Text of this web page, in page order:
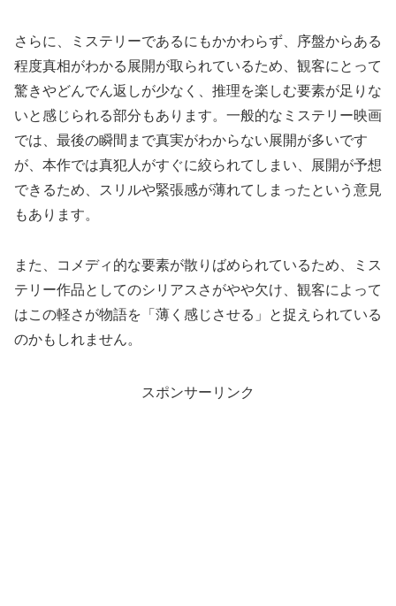
さらに、ミステリーであるにもかかわらず、序盤からある
程度真相がわかる展開が取られているため、観客にとって
驚きやどんでん返しが少なく、推理を楽しむ要素が足りな
いと感じられる部分もあります。一般的なミステリー映画
では、最後の瞬間まで真実がわからない展開が多いです
が、本作では真犯人がすぐに絞られてしまい、展開が予想
できるため、スリルや緊張感が薄れてしまったという意見
もあります。
また、コメディ的な要素が散りばめられているため、ミス
テリー作品としてのシリアスさがやや欠け、観客によって
はこの軽さが物語を「薄く感じさせる」と捉えられている
のかもしれません。
スポンサーリンク